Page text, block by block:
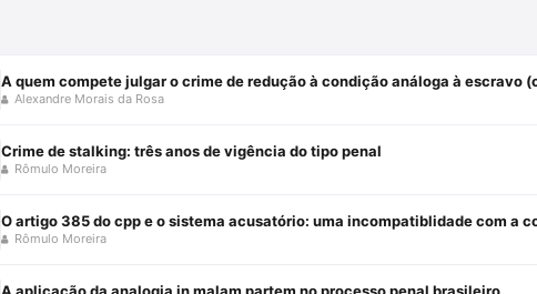
A quem compete julgar o crime de redução à condição análoga à escravo
Alexandre Morais da Rosa
Crime de stalking: três anos de vigência do tipo penal
Rômulo Moreira
O artigo 385 do cpp e o sistema acusatório: uma incompatiblidade com a
Rômulo Moreira